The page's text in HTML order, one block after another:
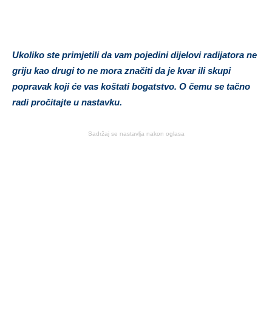
Ukoliko ste primjetili da vam pojedini dijelovi radijatora ne
griju kao drugi to ne mora značiti da je kvar ili skupi
popravak koji će vas koštati bogatstvo. O čemu se tačno
radi pročitajte u nastavku.
Sadržaj se nastavlja nakon oglasa